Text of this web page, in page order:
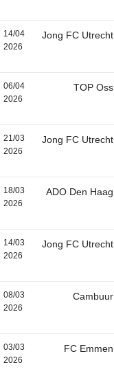
14/04
2026
Jong FC Utrecht
06/04
2026
TOP Oss
21/03
2026
Jong FC Utrecht
18/03
2026
ADO Den Haag
14/03
2026
Jong FC Utrecht
08/03
2026
Cambuur
03/03
2026
FC Emmen